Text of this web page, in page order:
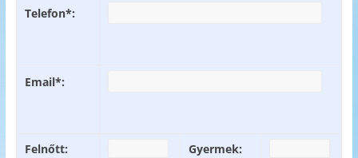
Telefon*:
Email*:
Felnőtt: Gyermek: